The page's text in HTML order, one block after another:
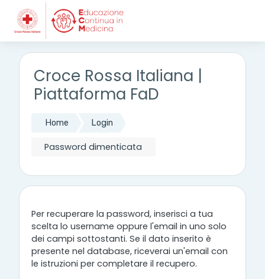
Vai al contenuto principale
Croce Rossa Italiana |
Piattaforma FaD
Home Login
Password dimenticata
Per recuperare la password, inserisci a tua
scelta lo username oppure l'email in uno solo
dei campi sottostanti. Se il dato inserito è
presente nel database, riceverai un'email con
le istruzioni per completare il recupero.